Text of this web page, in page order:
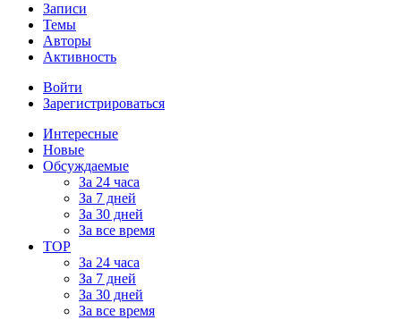
Записи
Темы
Авторы
Активность
Войти
Зарегистрироваться
Интересные
Новые
Обсуждаемые
За 24 часа
За 7 дней
За 30 дней
За все время
TOP
За 24 часа
За 7 дней
За 30 дней
За все время